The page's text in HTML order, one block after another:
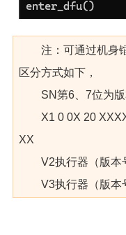
注：可通过机身
区分方式如下，
SN第6、7位为
X1 0 0X 20
XX
V2执行器（版本
V3执行器（版本